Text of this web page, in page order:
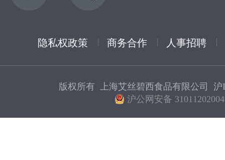
隐私权政策 商务合作 人事招聘
版权所有 上海艾丝碧西食品有限公司 沪
沪公网安备